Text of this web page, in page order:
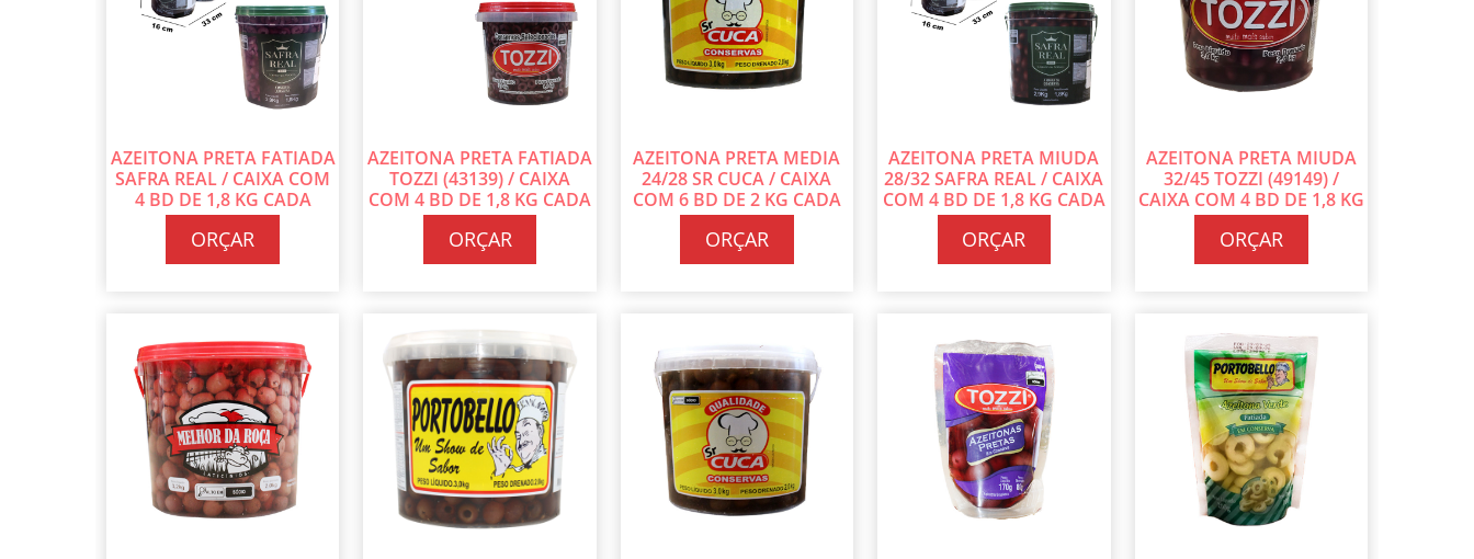
AZEITONA PRETA FATIADA
SAFRA REAL / CAIXA COM
4 BD DE 1,8 KG CADA
ORÇAR
AZEITONA PRETA FATIADA
TOZZI (43139) / CAIXA
COM 4 BD DE 1,8 KG CADA
ORÇAR
AZEITONA PRETA MEDIA
24/28 SR CUCA / CAIXA
COM 6 BD DE 2 KG CADA
ORÇAR
AZEITONA PRETA MIUDA
28/32 SAFRA REAL / CAIXA
COM 4 BD DE 1,8 KG CADA
ORÇAR
AZEITONA PRETA MIUDA
32/45 TOZZI (49149) /
CAIXA COM 4 BD DE 1,8 KG
CADA
ORÇAR